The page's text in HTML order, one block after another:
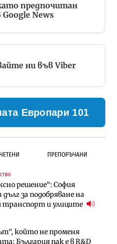
предпочитан
News
ни във Viber
Европари 101
ПРЕПОРЪЧАНИ
решение“: София
дълг за подобряване на
транспорт и улиците
който не променя
България пак е в R&D
община избра
за преместването на
трасе по бул.
на тунела под
на тунела под
ще върви паралелно с
оценки
подписа договор за
на Euroapi Italy